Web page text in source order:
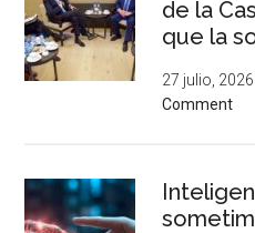
de la
que la
27 julio, 2026
Comment